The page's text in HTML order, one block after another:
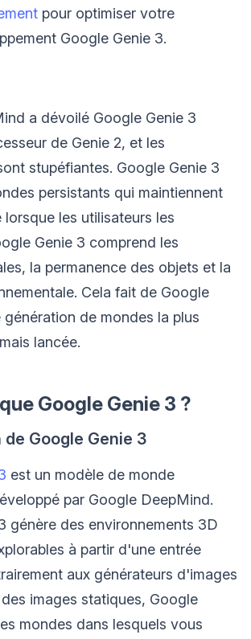
pour optimiser votre
Google Genie 3.
a dévoilé Google Genie 3
de Genie 2, et les
stupéfiantes. Google Genie 3
persistants qui maintiennent
lorsque les utilisateurs les
Genie 3 comprend les
la permanence des objets et la
Cela fait de Google
de mondes la plus
lancée.
Google Genie 3 ?
Google Genie 3
est un modèle de monde
par Google DeepMind.
génère des environnements 3D
à partir d'une entrée
aux générateurs d'images
images statiques, Google
mondes dans lesquels vous